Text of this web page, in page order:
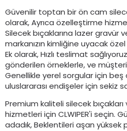
Güvenilir toptan bir ön cam
olarak, Ayrıca özelleştirme
Silecek bıçaklarına lazer gravür
markanızın kimliğine uyacak
Ek olarak, Hızlı teslimat
gönderilen örneklerle, ve müşteri
Genellikle yerel sorgular için beş
uluslararası endişeler için sekiz
Premium kaliteli silecek
hizmetleri için CLWIPER'i seçin.
adadık, Beklentileri aşan yüksek